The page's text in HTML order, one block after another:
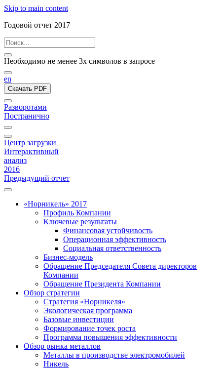
Skip to main content
Годовой отчет 2017
Необходимо не менее 3х символов в запросе
en
Скачать PDF
Разворотами
Постранично
Центр загрузки
Интерактивный
анализ
2016
Предыдущий отчет
«Норникель» 2017
Профиль Компании
Ключевые результаты
Финансовая устойчивость
Операционная эффективность
Социальная ответственность
Бизнес-модель
Обращение Председателя Совета директоров
Компании
Обращение Президента Компании
Обзор стратегии
Стратегия «Норникеля»
Экологическая программа
Базовые инвестиции
Формирование точек роста
Программа повышения эффективности
Обзор рынка металлов
Металлы в производстве электромобилей
Никель